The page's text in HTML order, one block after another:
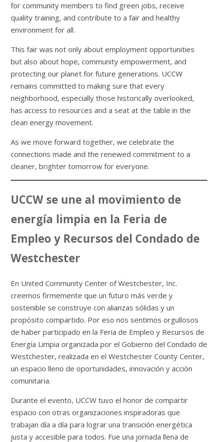
for community members to find green jobs, receive
quality training, and contribute to a fair and healthy
environment for all.
This fair was not only about employment opportunities
but also about hope, community empowerment, and
protecting our planet for future generations. UCCW
remains committed to making sure that every
neighborhood, especially those historically overlooked,
has access to resources and a seat at the table in the
clean energy movement.
As we move forward together, we celebrate the
connections made and the renewed commitment to a
cleaner, brighter tomorrow for everyone.
UCCW se une al movimiento de
energía limpia en la Feria de
Empleo y Recursos del Condado de
Westchester
En United Community Center of Westchester, Inc.
creemos firmemente que un futuro más verde y
sostenible se construye con alianzas sólidas y un
propósito compartido. Por eso nos sentimos orgullosos
de haber participado en la Feria de Empleo y Recursos de
Energía Limpia organizada por el Gobierno del Condado de
Westchester, realizada en el Westchester County Center,
un espacio lleno de oportunidades, innovación y acción
comunitaria.
Durante el evento, UCCW tuvo el honor de compartir
espacio con otras organizaciones inspiradoras que
trabajan día a día para lograr una transición energética
justa y accesible para todos. Fue una jornada llena de